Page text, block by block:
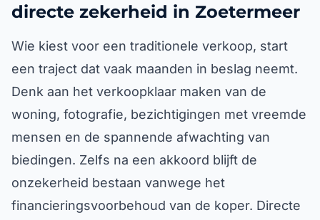
directe zekerheid in Zoetermeer
Wie kiest voor een traditionele verkoop, start
een traject dat vaak maanden in beslag neemt.
Denk aan het verkoopklaar maken van de
woning, fotografie, bezichtigingen met vreemde
mensen en de spannende afwachting van
biedingen. Zelfs na een akkoord blijft de
onzekerheid bestaan vanwege het
financieringsvoorbehoud van de koper. Directe